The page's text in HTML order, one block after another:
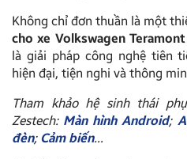
Không chỉ đơn thuần là một
cho xe Volkswagen
là giải pháp công nghệ tiên
hiện đại, tiện nghi và thông
Tham khảo hệ sinh thái
Zestech: Màn hình Android;
đèn; Cảm biến…